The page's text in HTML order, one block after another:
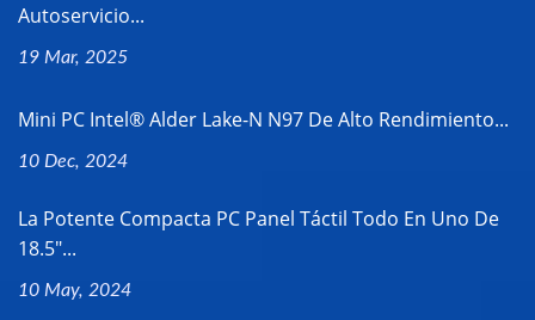
Autoservicio...
19 Mar, 2025
Mini PC Intel® Alder Lake-N N97 De Alto Rendimiento...
10 Dec, 2024
La Potente Compacta PC Panel Táctil Todo En Uno De
18.5"...
10 May, 2024